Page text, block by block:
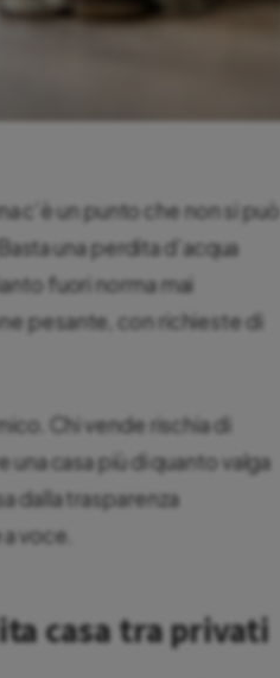
c’è un punto che non si può
una perdita d’acqua
fuori norma mai
pesante, con richieste di
Chi vende rischia di
casa più di quanto valga
dalla trasparenza
voce.
casa tra privati